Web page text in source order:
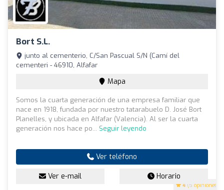
Bort S.L.
4 (5 opiniones)
junto al cementerio, C/San Pascual S/N (Camí del
cementeri - 46910, Alfafar
Mapa
Somos la cuarta generación de una empresa familiar que
nace en 1918, fundada por nuestro tatarabuelo D. José Bort
Planelles, y ubicada en Alfafar (Valencia). Al ser la cuarta
generación nos hace po... Seguir leyendo
Ver teléfono
Ver e-mail Horario